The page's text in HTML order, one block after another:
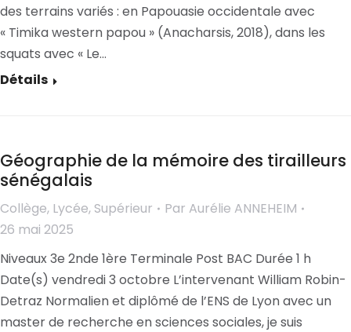
des terrains variés : en Papouasie occidentale avec
« Timika western papou » (Anacharsis, 2018), dans les
squats avec « Le…
Détails
Géographie de la mémoire des tirailleurs
sénégalais
Collège, Lycée, Supérieur Par Aurélie ANNEHEIM
26 mai 2025
Niveaux 3e 2nde 1ère Terminale Post BAC Durée 1 h
Date(s) vendredi 3 octobre L’intervenant William Robin-
Detraz Normalien et diplômé de l’ENS de Lyon avec un
master de recherche en sciences sociales, je suis